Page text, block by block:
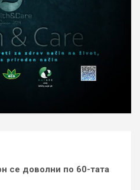
се доволни по 60-тата